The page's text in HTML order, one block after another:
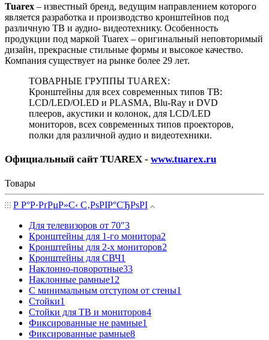
Tuarex – известный бренд, ведущим направлением которого
является разработка и производство кронштейнов под
различную ТВ и аудио- видеотехнику. Особенность
продукции под маркой Tuarex – оригинальный неповторимый
дизайн, прекрасные стильные формы и высокое качество.
Компания существует на рынке более 29 лет.
ТОВАРНЫЕ ГРУППЫ TUAREX:
Кронштейны для всех современных типов ТВ:
LCD/LED/OLED и PLASMA, Blu-Ray и DVD
плееров, акустики и колонок, для LCD/LED
мониторов, всех современных типов проекторов,
полки для различной аудио и видеотехники.
Официальный сайт TUAREX - www.tuarex.ru
Товары
Р Р°Р·РґРµР»С‹ С‚РѕРІР°СЂРѕРІ
Для телевизоров от 70"3
Кронштейны для 1-го монитора2
Кронштейны для 2-х мониторов2
Кронштейны для СВЧ1
Наклонно-поворотные33
Наклонные рамные12
С минимальным отступом от стены1
Стойки1
Стойки для ТВ и мониторов4
Фиксированные не рамные1
Фиксированные рамные8